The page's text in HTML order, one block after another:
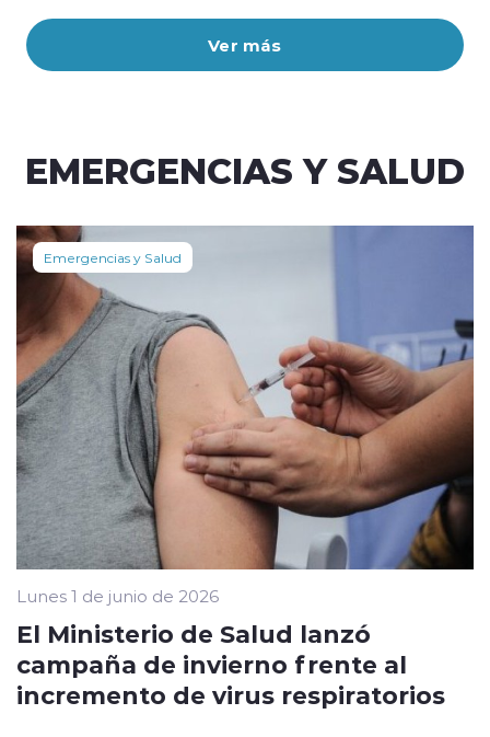
Ver más
EMERGENCIAS Y SALUD
Emergencias y Salud
Lunes 1 de junio de 2026
El Ministerio de Salud lanzó
campaña de invierno frente al
incremento de virus respiratorios